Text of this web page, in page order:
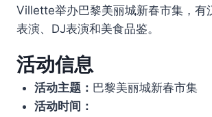
Villette举办巴黎美丽城新春市集，有
表演、DJ表演和美食品鉴。
活动信息
活动主题： 巴黎美丽城新春市集
活动时间：